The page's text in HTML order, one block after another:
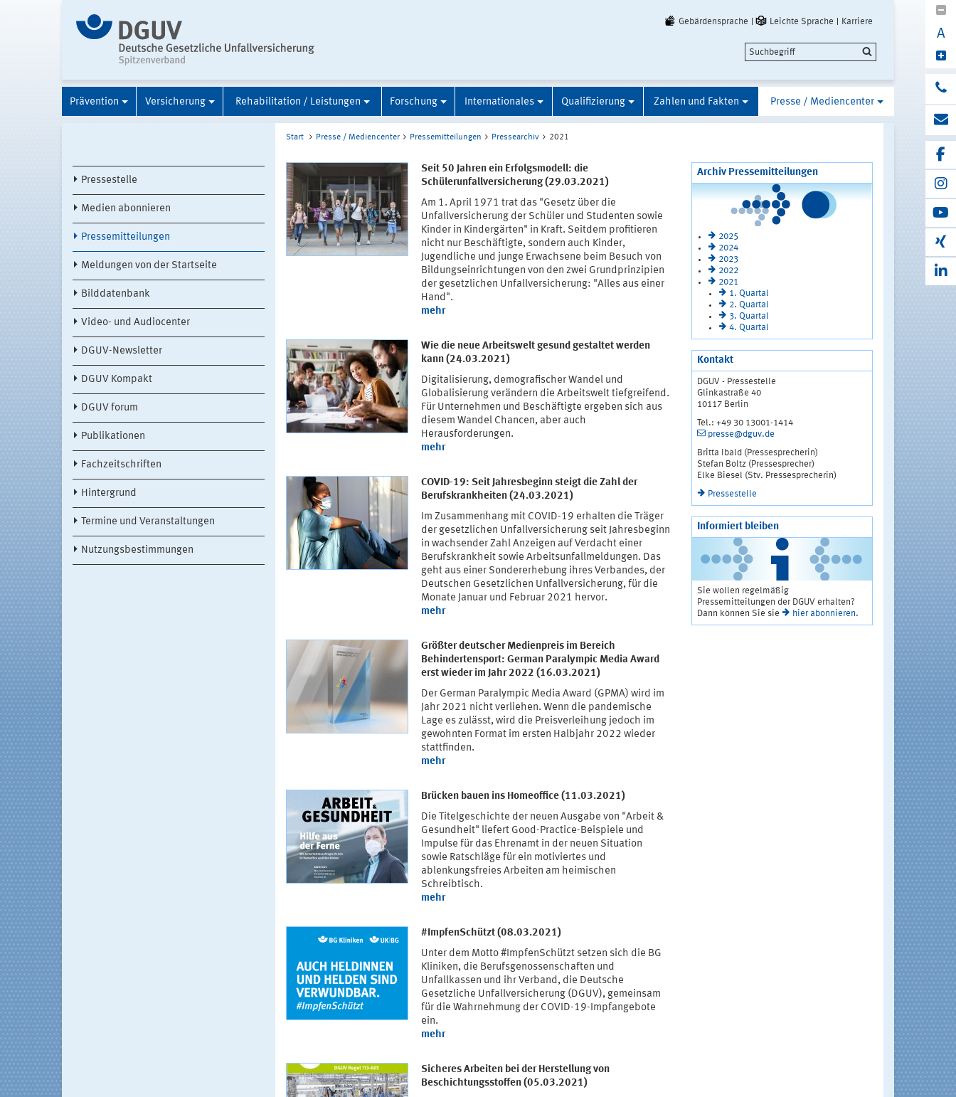
Gebärdensprache Leichte Sprache Karriere
A
Prävention Versicherung Rehabilitation / Leistungen Forschung Internationales Qualifizierung Zahlen und Fakten Presse / Mediencenter
Pressestelle
Medien abonnieren
Pressemitteilungen
Meldungen von der Startseite
Bilddatenbank
Video- und Audiocenter
DGUV-Newsletter
DGUV Kompakt
DGUV forum
Publikationen
Fachzeitschriften
Hintergrund
Termine und Veranstaltungen
Nutzungsbestimmungen
Start Presse / Mediencenter Pressemitteilungen Pressearchiv 2021
Seit 50 Jahren ein Erfolgsmodell: die
Schülerunfallversicherung (29.03.2021)
Am 1. April 1971 trat das "Gesetz über die
Unfallversicherung der Schüler und Studenten sowie
Kinder in Kindergärten" in Kraft. Seitdem profitieren
nicht nur Beschäftigte, sondern auch Kinder,
Jugendliche und junge Erwachsene beim Besuch von
Bildungseinrichtungen von den zwei Grundprinzipien
der gesetzlichen Unfallversicherung: "Alles aus einer
Hand".
mehr
Wie die neue Arbeitswelt gesund gestaltet werden
kann (24.03.2021)
Digitalisierung, demografischer Wandel und
Globalisierung verändern die Arbeitswelt tiefgreifend.
Für Unternehmen und Beschäftigte ergeben sich aus
diesem Wandel Chancen, aber auch
Herausforderungen.
mehr
COVID-19: Seit Jahresbeginn steigt die Zahl der
Berufskrankheiten (24.03.2021)
Im Zusammenhang mit COVID-19 erhalten die Träger
der gesetzlichen Unfallversicherung seit Jahresbeginn
in wachsender Zahl Anzeigen auf Verdacht einer
Berufskrankheit sowie Arbeitsunfallmeldungen. Das
geht aus einer Sondererhebung ihres Verbandes, der
Deutschen Gesetzlichen Unfallversicherung, für die
Monate Januar und Februar 2021 hervor.
mehr
Größter deutscher Medienpreis im Bereich
Behindertensport: German Paralympic Media Award
erst wieder im Jahr 2022 (16.03.2021)
Der German Paralympic Media Award (GPMA) wird im
Jahr 2021 nicht verliehen. Wenn die pandemische
Lage es zulässt, wird die Preisverleihung jedoch im
gewohnten Format im ersten Halbjahr 2022 wieder
stattfinden.
mehr
Brücken bauen ins Homeoffice (11.03.2021)
Die Titelgeschichte der neuen Ausgabe von "Arbeit &
Gesundheit" liefert Good-Practice-Beispiele und
Impulse für das Ehrenamt in der neuen Situation
sowie Ratschläge für ein motiviertes und
ablenkungsfreies Arbeiten am heimischen
Schreibtisch.
mehr
#ImpfenSchützt (08.03.2021)
Unter dem Motto #ImpfenSchützt setzen sich die BG
Kliniken, die Berufsgenossenschaften und
Unfallkassen und ihr Verband, die Deutsche
Gesetzliche Unfallversicherung (DGUV), gemeinsam
für die Wahrnehmung der COVID-19-Impfangebote
ein.
mehr
Sicheres Arbeiten bei der Herstellung von
Beschichtungsstoffen (05.03.2021)
Archiv Pressemitteilungen
2025
2024
2023
2022
2021
1. Quartal
2. Quartal
3. Quartal
4. Quartal
Kontakt
DGUV - Pressestelle
Glinkastraße 40
10117 Berlin
Tel.: +49 30 13001-1414
presse@dguv.de
Britta Ibald (Pressesprecherin)
Stefan Boltz (Pressesprecher)
Elke Biesel (Stv. Pressesprecherin)
Pressestelle
Informiert bleiben
Sie wollen regelmäßig
Pressemitteilungen der DGUV erhalten?
Dann können Sie sie
hier abonnieren.